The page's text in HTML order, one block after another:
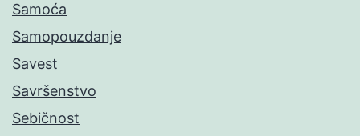
Samoća
Samopouzdanje
Savest
Savršenstvo
Sebičnost